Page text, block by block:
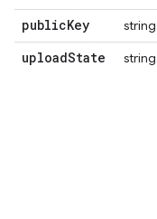
publicKey string
uploadState string